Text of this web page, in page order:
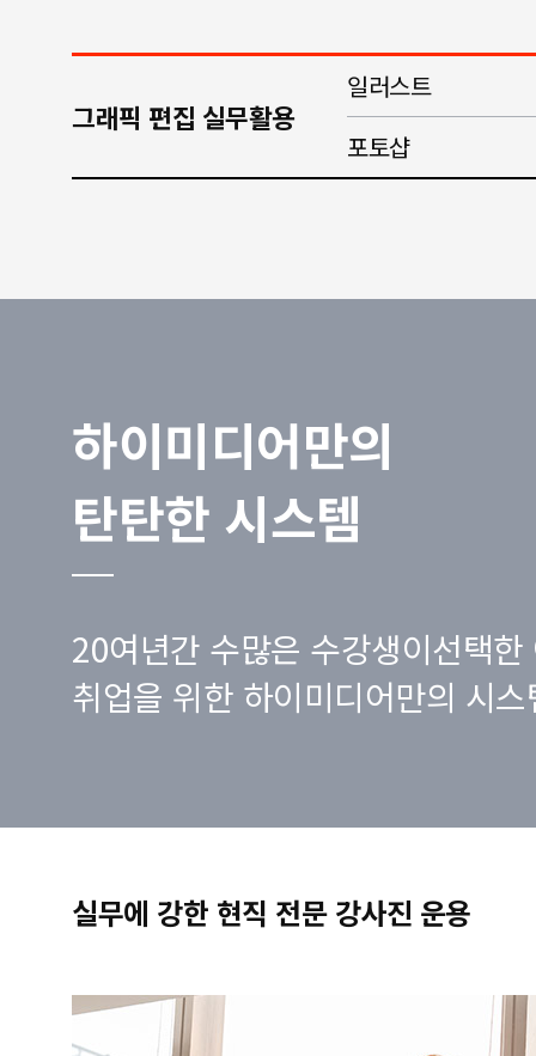
그래픽 편집 실무활용
일러스트
포토샵
하이미디어만의
탄탄한 시스템
20여년간 수많은 수강생이선택한
취업을 위한 하이미디어만의 시
실무에 강한 현직 전문 강사진 운용